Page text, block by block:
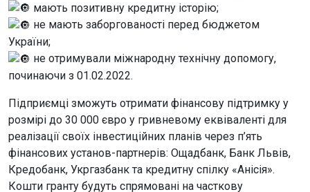
мають позитивну кредитну історію;
не мають заборгованості перед бюджетом
України;
не отримували міжнародну технічну допомогу,
починаючи з 01.02.2022.
Підприємці зможуть отримати фінансову підтримку у
розмірі до 30 000 євро у гривневому еквіваленті для
реалізації своїх інвестиційних планів через п’ять
фінансових установ-партнерів: Ощадбанк, Банк Львів,
Кредобанк, Укргазбанк та кредитну спілку «Анісія».
Кошти гранту будуть спрямовані на часткову